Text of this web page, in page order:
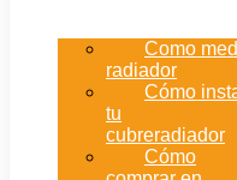
Como
radiador
Cómo
tu
cubreradiador
Cómo